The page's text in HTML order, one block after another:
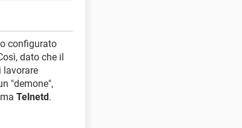
configurato
dato che il
lavorare
"demone",
Telnetd.